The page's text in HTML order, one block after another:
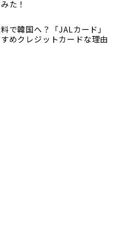
た！
で韓国へ？「JALカード」
めクレジットカードな理由